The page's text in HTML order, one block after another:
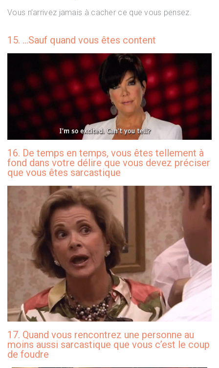
Vous n’arrivez jamais à cacher ce que vous pensez.
15. …Sauf quand vous êtes content
16. De temps en temps, vous êtes tellement à
fond dans votre délire que vous devez préciser
que vous êtes sarcastique
17. Quand vous rencontrez une personne au
moins aussi sarcastique que vous c’est le coup
de foudre